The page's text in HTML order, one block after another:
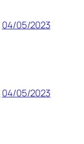
04/05/2023
04/05/2023